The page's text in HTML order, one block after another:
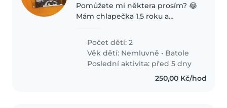
Pomůžete mi některa prosím? 😂
Mám chlapečka 1.5 roku a
Počet dětí: 2
Věk dětí: Nemluvně • Batole
Poslední aktivita: před 5 dny
250,00 Kč/hod